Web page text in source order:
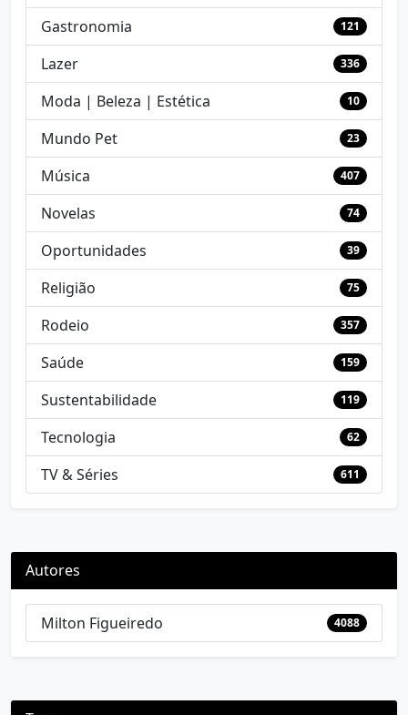
Gastronomia 121
Lazer 336
Moda | Beleza | Estética 10
Mundo Pet 23
Música 407
Novelas 74
Oportunidades 39
Religião 75
Rodeio 357
Saúde 159
Sustentabilidade 119
Tecnologia 62
TV & Séries 611
Autores
Milton Figueiredo 4088